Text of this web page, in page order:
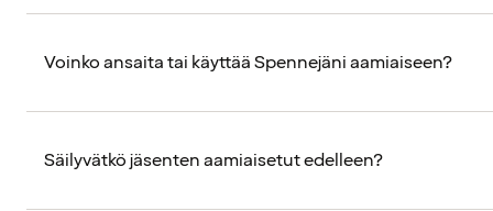
Voinko ansaita tai käyttää Spennejäni aamiaiseen?
Säilyvätkö jäsenten aamiaisetut edelleen?